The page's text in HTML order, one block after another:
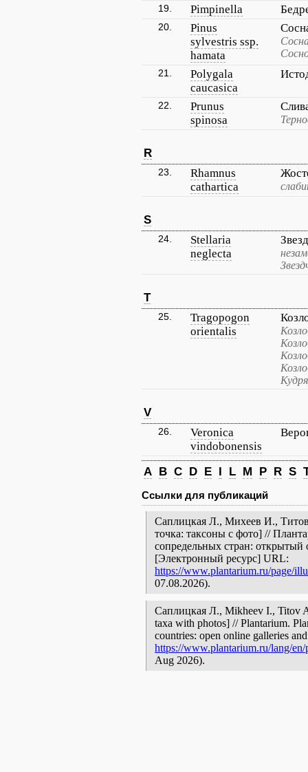
19. Pimpinella
20.
Pinus
sylvestris ssp.
hamata
21.
Polygala
caucasica
22.
Prunus
spinosa
R
23.
Rhamnus
cathartica
S
24.
Stellaria
neglecta
T
25.
Tragopogon
orientalis
V
26.
Veronica
vindobonensis
A B C D E I L M P R S
Ссылки для публикаций
Саплицкая Л., Михеев И., Титов
точка: таксоны с фото] //
сопредельных стран: открытый
[Электронный ресурс] URL:
https://www.plantarium.ru/page/
07.08.2026).
Саплицкая Л., Mikheev I., Titov
taxa with photos] // Plantarium.
countries: open online galleries
https://www.plantarium.ru/lang/
Aug 2026).